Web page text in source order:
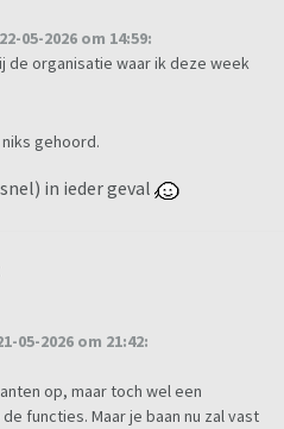
05-2026 om 14:59:
de organisatie waar ik deze week
gehoord.
in ieder geval
05-2026 om 21:42:
op, maar toch wel een
functies. Maar je baan nu zal vast